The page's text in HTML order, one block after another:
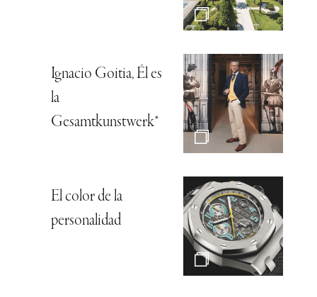
Ignacio Goitia, Él es
la
Gesamtkunstwerk*
El color de la
personalidad